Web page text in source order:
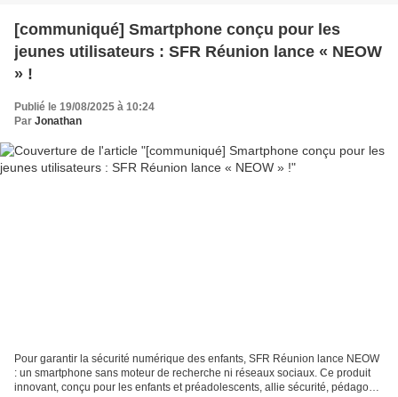
[communiqué] Smartphone conçu pour les
jeunes utilisateurs : SFR Réunion lance « NEOW
» !
Publié le 19/08/2025 à 10:24
Par Jonathan
Pour garantir la sécurité numérique des enfants, SFR Réunion lance NEOW
: un smartphone sans moteur de recherche ni réseaux sociaux. Ce produit
innovant, conçu pour les enfants et préadolescents, allie sécurité, pédagogie